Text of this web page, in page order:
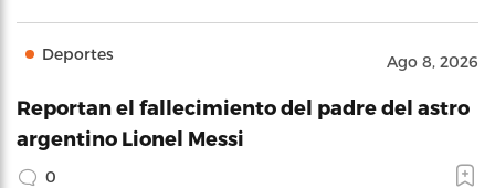
Deportes Ago 8, 2026
Reportan el fallecimiento del padre del astro
argentino Lionel Messi
0